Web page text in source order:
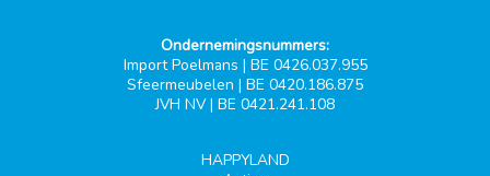
Ondernemingsnummers:
Import Poelmans | BE 0426.037.955
Sfeermeubelen | BE 0420.186.875
JVH NV | BE 0421.241.108
HAPPYLAND